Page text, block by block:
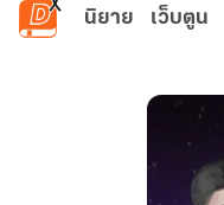
ข้ามไปยังเนื้อหาหลัก
นิยาย เว็บตูน